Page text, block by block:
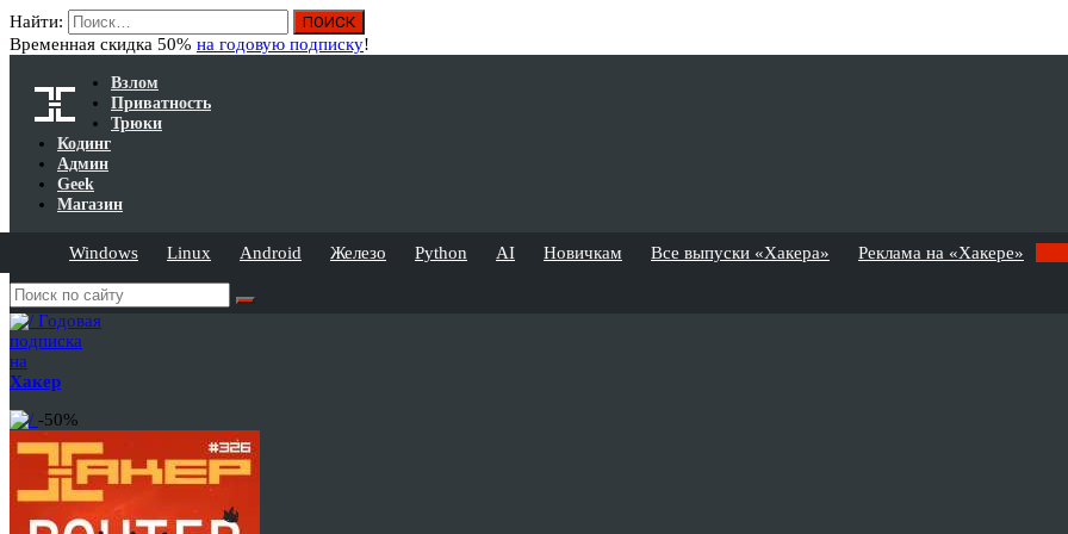
Найти:
Временная скидка 50% на годовую подписку!
Взлом
Приватность
Трюки
Кодинг
Админ
Geek
Магазин
Windows Linux Android Железо Python AI Новичкам Все выпуски «Хакера» Реклама на «Хакере»
Годовая
подписка
на
Хакер
-50%